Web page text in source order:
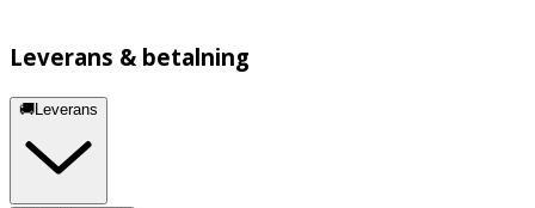
Leverans & betalning
🚚Leverans